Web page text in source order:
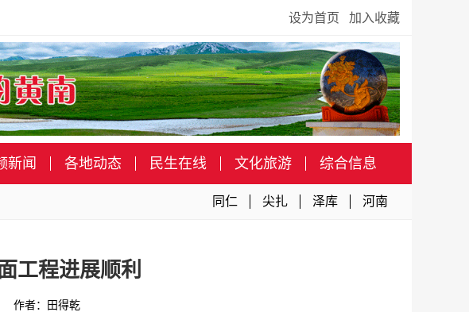
设为首页 加入收藏
新闻 各地动态 民生在线 文化旅游 综合信息
同仁 尖扎 泽库 河南
工程进展顺利
作者：田得乾